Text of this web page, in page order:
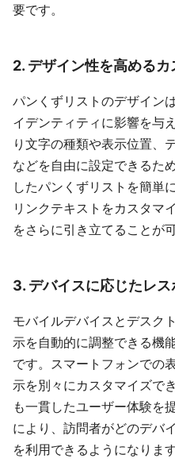
要です。
2. デザイン性を高める
パンくずリストのデザイン
イデンティティに影響を与
り文字の種類や表示位置、
などを自由に設定できるた
したパンくずリストを簡単
リンクテキストをカスタマ
をさらに引き立てることが
3. デバイスに応じたレ
モバイルデバイスとデスク
示を自動的に調整できる機
です。スマートフォンでの
示を別々にカスタマイズで
も一貫したユーザー体験を
により、訪問者がどのデバ
を利用できるようになります